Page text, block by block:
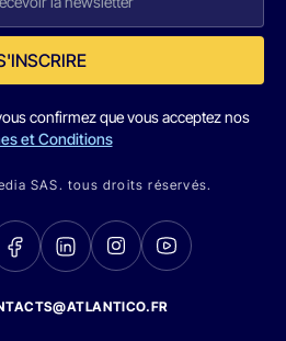
confirmez que vous acceptez nos
et Conditions
SAS. tous droits réservés.